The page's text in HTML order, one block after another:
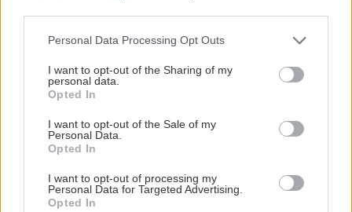
Personal Data Processing Opt Outs
I want to opt-out of the Sharing of my
personal data.
Opted In
I want to opt-out of the Sale of my
Personal Data.
Opted In
I want to opt-out of processing my
Personal Data for Targeted Advertising.
Opted In
Λιποθύμησε η πρόεδρος της
δίκης για τα βίντεο των
Τεμπών
από συσκευές των